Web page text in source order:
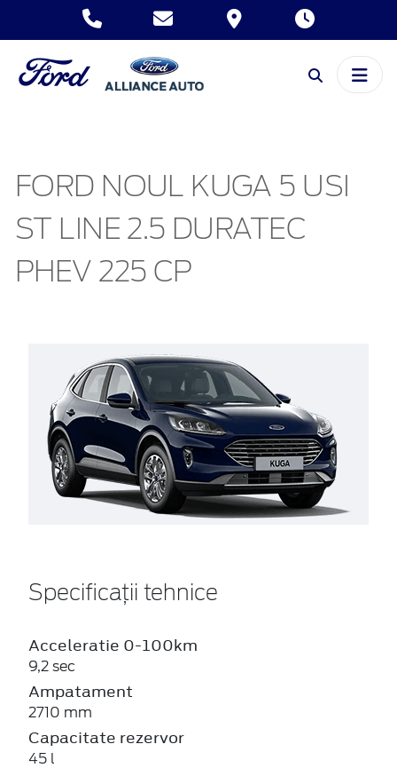
FORD NOUL KUGA 5 USI
ST LINE 2.5 DURATEC
PHEV 225 CP
Specificații tehnice
Acceleratie 0-100km
9,2 sec
Ampatament
2710 mm
Capacitate rezervor
45 l